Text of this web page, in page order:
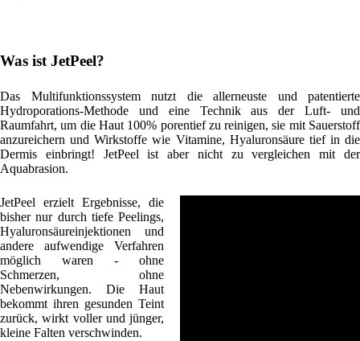
Was ist JetPeel?
Das Multifunktionssystem nutzt die allerneuste und patentierte
Hydroporations-Methode und eine Technik aus der Luft- und
Raumfahrt, um die Haut 100% porentief zu reinigen, sie mit Sauerstoff
anzureichern und Wirkstoffe wie Vitamine, Hyaluronsäure tief in die
Dermis einbringt! JetPeel ist aber nicht zu vergleichen mit der
Aquabrasion.
JetPeel erzielt Ergebnisse, die
bisher nur durch tiefe Peelings,
Hyaluronsäureinjektionen und
andere aufwendige Verfahren
möglich waren - ohne
Schmerzen, ohne
Nebenwirkungen. Die Haut
bekommt ihren gesunden Teint
zurück, wirkt voller und jünger,
kleine Falten verschwinden.